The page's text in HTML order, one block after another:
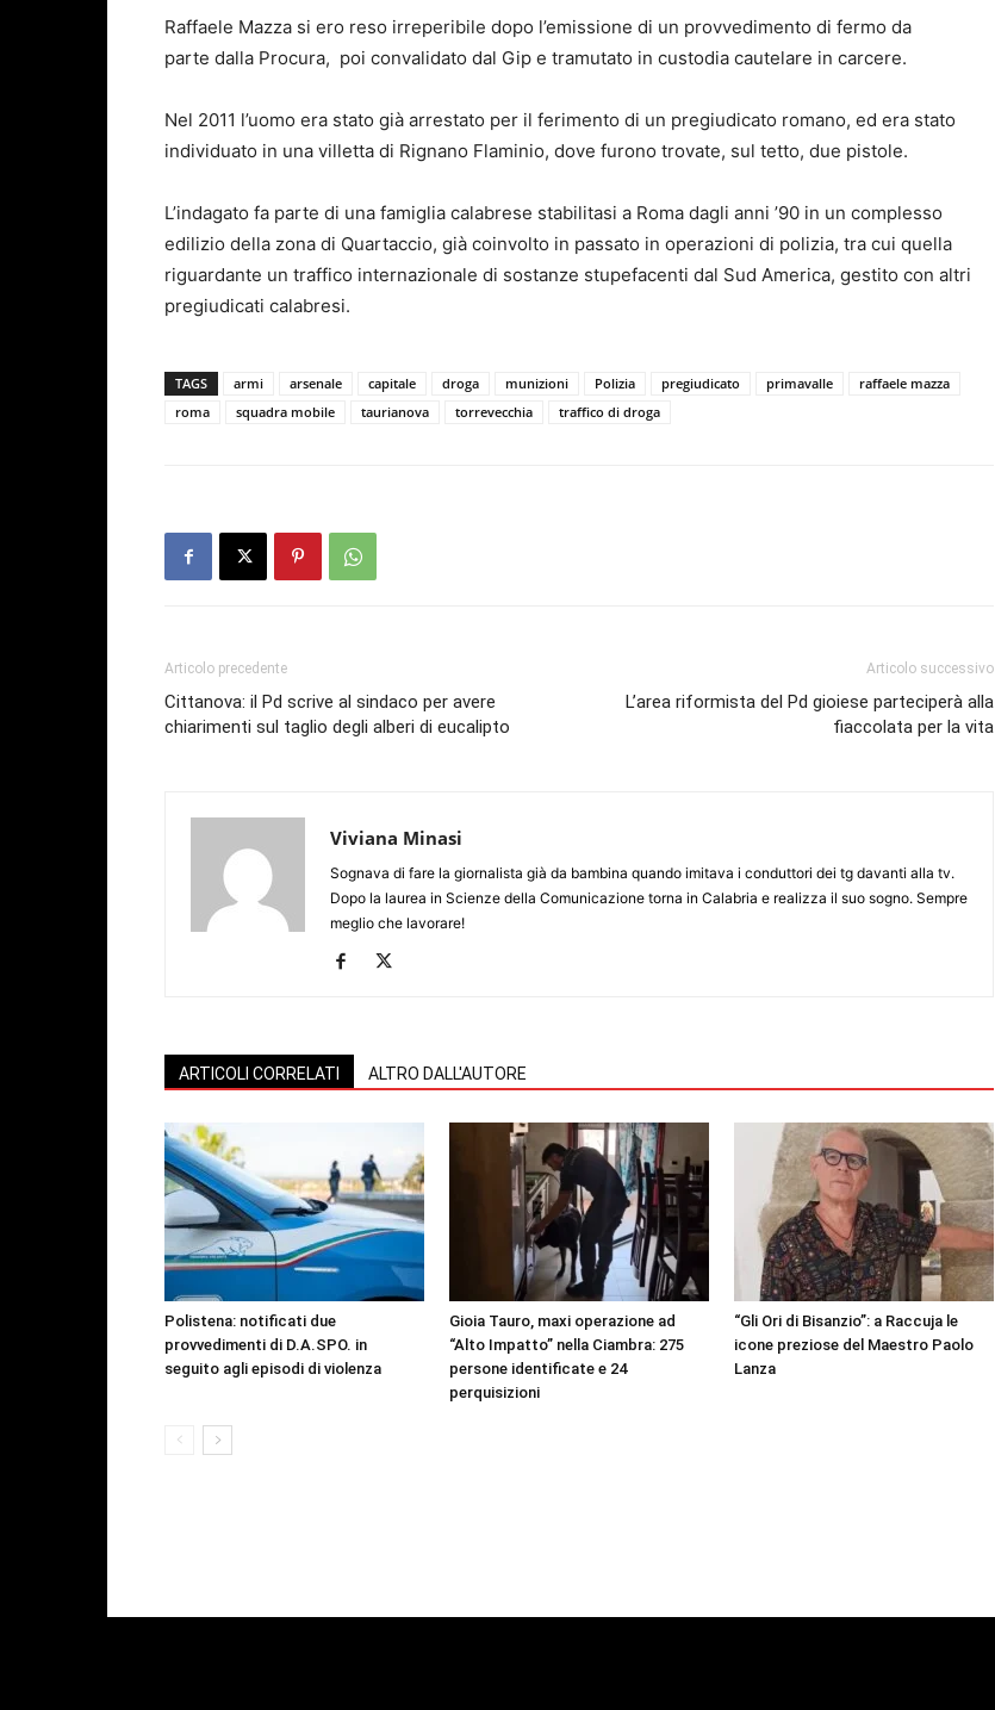
Raffaele Mazza si ero reso irreperibile dopo l’emissione di un provvedimento di fermo da
parte dalla Procura, poi convalidato dal Gip e tramutato in custodia cautelare in carcere.
Nel 2011 l’uomo era stato già arrestato per il ferimento di un pregiudicato romano, ed era stato
individuato in una villetta di Rignano Flaminio, dove furono trovate, sul tetto, due pistole.
L’indagato fa parte di una famiglia calabrese stabilitasi a Roma dagli anni ’90 in un complesso
edilizio della zona di Quartaccio, già coinvolto in passato in operazioni di polizia, tra cui quella
riguardante un traffico internazionale di sostanze stupefacenti dal Sud America, gestito con altri
pregiudicati calabresi.
TAGS armi arsenale capitale droga munizioni Polizia pregiudicato primavalle
raffaele mazza
roma
squadra mobile taurianova torrevecchia traffico di droga
Articolo precedente
Cittanova: il Pd scrive al sindaco per avere
chiarimenti sul taglio degli alberi di eucalipto
Articolo successivo
L’area riformista del Pd gioiese parteciperà alla
fiaccolata per la vita
Viviana Minasi
Sognava di fare la giornalista già da bambina quando imitava i conduttori dei tg davanti alla tv.
Dopo la laurea in Scienze della Comunicazione torna in Calabria e realizza il suo sogno. Sempre
meglio che lavorare!
ARTICOLI CORRELATI ALTRO DALL'AUTORE
Polistena: notificati due
provvedimenti di D.A.SPO. in
seguito agli episodi di violenza
Gioia Tauro, maxi operazione ad
“Alto Impatto” nella Ciambra: 275
persone identificate e 24
perquisizioni
“Gli Ori di Bisanzio”: a Raccuja le
icone preziose del Maestro Paolo
Lanza